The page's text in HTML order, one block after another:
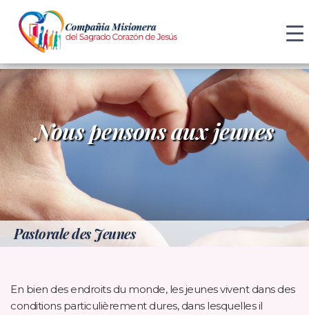
Nous pensons aux jeunes
Pastorale des Jeunes
En bien des endroits du monde, les jeunes vivent dans des
conditions particulièrement dures, dans lesquelles il